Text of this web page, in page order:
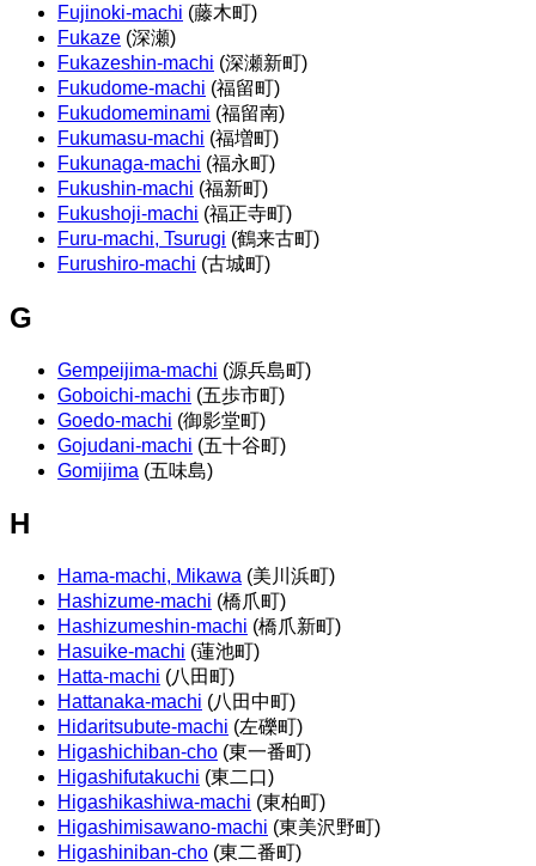
Fujinoki-machi (藤木町)
Fukaze (深瀬)
Fukazeshin-machi (深瀬新町)
Fukudome-machi (福留町)
Fukudomeminami (福留南)
Fukumasu-machi (福増町)
Fukunaga-machi (福永町)
Fukushin-machi (福新町)
Fukushoji-machi (福正寺町)
Furu-machi, Tsurugi (鶴来古町)
Furushiro-machi (古城町)
G
Gempeijima-machi (源兵島町)
Goboichi-machi (五歩市町)
Goedo-machi (御影堂町)
Gojudani-machi (五十谷町)
Gomijima (五味島)
H
Hama-machi, Mikawa (美川浜町)
Hashizume-machi (橋爪町)
Hashizumeshin-machi (橋爪新町)
Hasuike-machi (蓮池町)
Hatta-machi (八田町)
Hattanaka-machi (八田中町)
Hidaritsubute-machi (左礫町)
Higashichiban-cho (東一番町)
Higashifutakuchi (東二口)
Higashikashiwa-machi (東柏町)
Higashimisawano-machi (東美沢野町)
Higashiniban-cho (東二番町)